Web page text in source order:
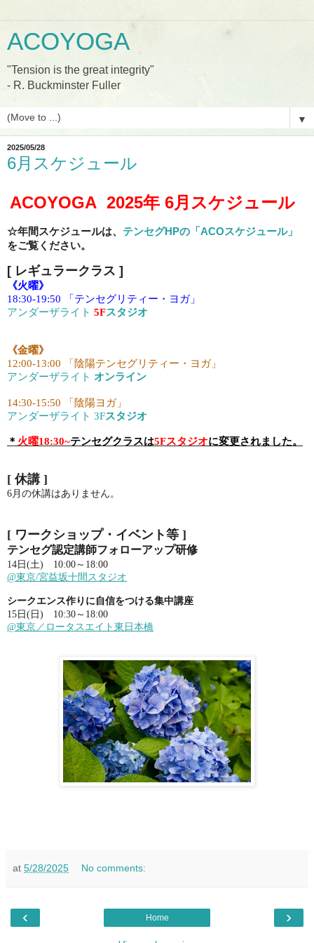
ACOYOGA
"Tension is the great integrity"
- R. Buckminster Fuller
▼
2025/05/28
6月スケジュール
ACOYOGA 2025年 6月スケジュール
☆年間スケジュールは、 テンセグHPの「ACOスケジュール」
をご覧ください。
[ レギュラークラス ]
《火曜》
18:30-19:50 「テンセグリティー・ヨガ」
アンダーザライト 5Fスタジオ
《金曜》
12:00-13:00 「陰陽テンセグリティー・ヨガ」
アンダーザライト オンライン
14:30-15:50 「陰陽ヨガ」
アンダーザライト 3Fスタジオ
＊ 火曜18:30~テンセグクラスは5Fスタジオに変更されました。
[ 休講 ]
6月の休講はありません。
[ ワークショップ・イベント等 ]
テンセグ認定講師フォローアップ研修
14日(土) 10:00～18:00
@東京/宮益坂十間スタジオ
シークエンス作りに自信をつける集中講座
15日(日) 10:30～18:00
@東京／ロータスエイト東日本橋
at 5/28/2025 No comments:
‹ ›
Home